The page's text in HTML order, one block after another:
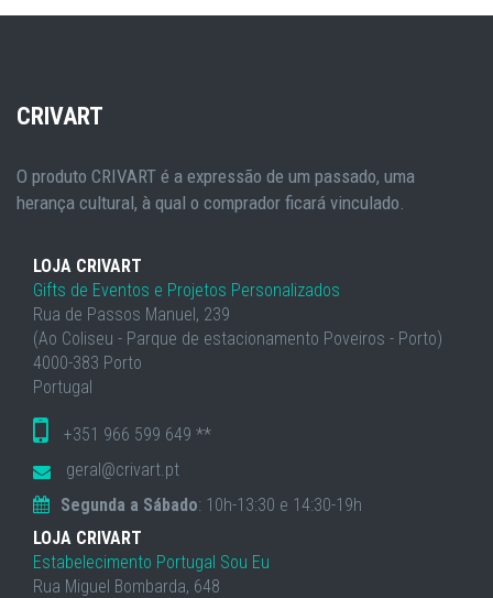
CRIVART
O produto CRIVART é a expressão de um passado, uma
herança cultural, à qual o comprador ficará vinculado.
LOJA CRIVART
Gifts de Eventos e Projetos Personalizados
Rua de Passos Manuel, 239
(Ao Coliseu - Parque de estacionamento Poveiros - Porto)
4000-383 Porto
Portugal
+351 966 599 649 **
geral@crivart.pt
Segunda a Sábado: 10h-13:30 e 14:30-19h
LOJA CRIVART
Estabelecimento Portugal Sou Eu
Rua Miguel Bombarda, 648